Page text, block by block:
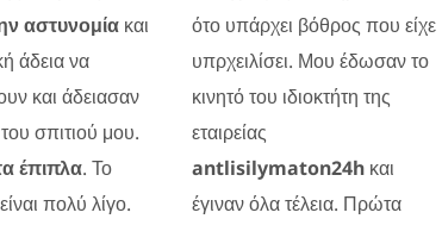
αστυνομία και
άδεια να
και άδειασαν
σπιτιού μου.
έπιπλα. Το
πολύ λίγο.
ότο υπάρχει βόθρος που είχε
υπρχειλίσει. Μου έδωσαν το
κινητό του ιδιοκτήτη της
εταιρείας
antlisilymaton24h και
έγιναν όλα τέλεια. Πρώτα